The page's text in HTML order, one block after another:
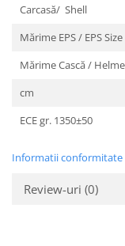
Carcasă/ Shell
Mărime EPS / EPS Size
Mărime Cască /
cm
ECE gr. 1350±50
Informatii
Review-uri (0)